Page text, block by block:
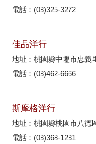
電話：(03)325-3272
佳品洋行
地址：桃園縣中壢市忠義
電話：(03)462-6666
斯摩格洋行
地址：桃園縣桃園市八德
電話：(03)368-1231